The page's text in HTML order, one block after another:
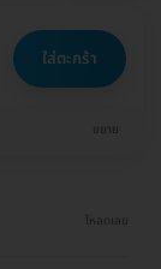
ใส่ตะกร้า
ขยาย
โหลดเลย